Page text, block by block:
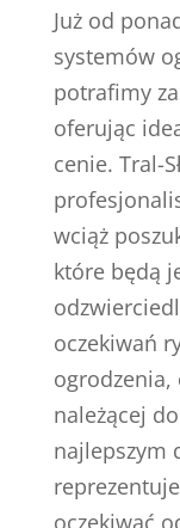
Już od
systemów
potrafimy
oferując
cenie. Tral-
wciąż
które będą
oczekiwań
ogrodzenia,
należącej
najlepszym